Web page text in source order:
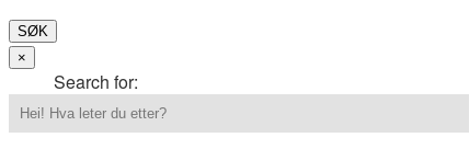
SØK
×
Search for: